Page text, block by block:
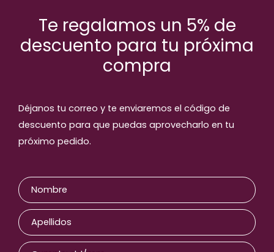
Te regalamos un 5% de
descuento para tu próxima
compra
Déjanos tu correo y te enviaremos el código de
descuento para que puedas aprovecharlo en tu
próximo pedido.